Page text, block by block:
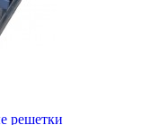
решетки